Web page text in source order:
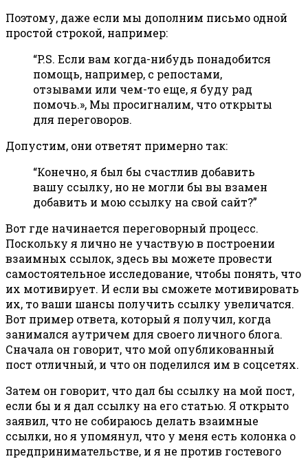
Поэтому, даже если мы дополним письмо одной
простой строкой, например:
“P.S. Если вам когда-нибудь понадобится
помощь, например, c репостами,
отзывами или чем-то еще, я буду рад
помочь.», Мы просигналим, что открыты
для переговоров.
Допустим, они ответят примерно так:
“Конечно, я был бы счастлив добавить
вашу ссылку, но не могли бы вы взамен
добавить и мою ссылку на свой сайт?”
Вот где начинается переговорный процесс.
Поскольку я лично не участвую в построении
взаимных ссылок, здесь вы можете провести
самостоятельное исследование, чтобы понять, что
их мотивирует. И если вы сможете мотивировать
их, то ваши шансы получить ссылку увеличатся.
Вот пример ответа, который я получил, когда
занимался аутричем для своего личного блога.
Сначала он говорит, что мой опубликованный
пост отличный, и что он поделился им в соцсетях.
Затем он говорит, что дал бы ссылку на мой пост,
если бы и я дал ссылку на его статью. Я открыто
заявил, что не собираюсь делать взаимные
ссылки, но я упомянул, что у меня есть колонка о
предпринимательстве, и я не против гостевого